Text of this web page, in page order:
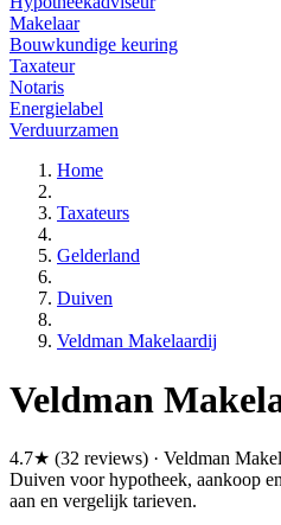
Makelaar
Bouwkundige keuring
Taxateur
Notaris
Energielabel
Verduurzamen
Home
Taxateurs
Gelderland
Duiven
Veldman Makelaardij
Veldman
4.7★ (32 reviews) · Veldman
Duiven voor hypotheek, aankoop
aan en vergelijk tarieven.